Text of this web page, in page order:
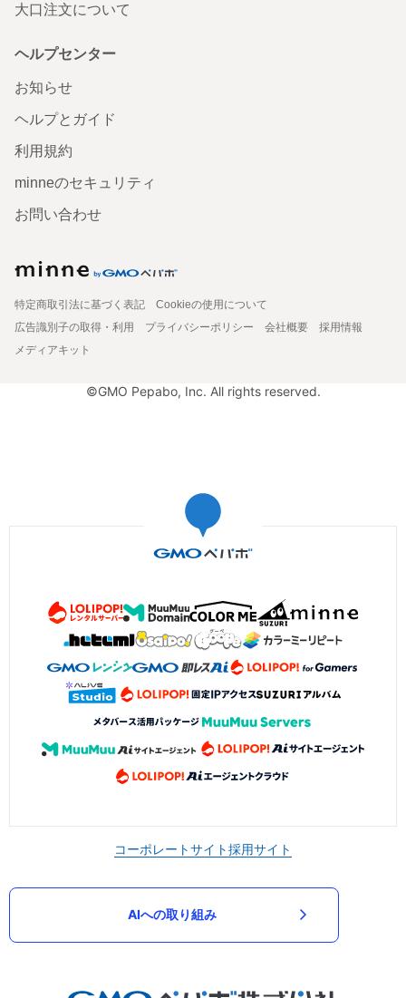
大口注文について
ヘルプセンター
お知らせ
ヘルプとガイド
利用規約
minneのセキュリティ
お問い合わせ
特定商取引法に基づく表記
Cookieの使用について
広告識別子の取得・利用
プライバシーポリシー 会社概要
採用情報
メディアキット
©GMO Pepabo, Inc. All rights reserved.
コーポレートサイト採用サイト
AIへの取り組み